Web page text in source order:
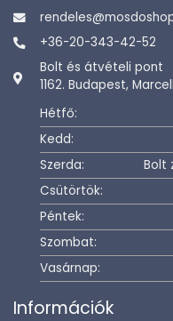
+36-20-343-42-52
Bolt és átvételi pont
1162. Budapest,
Hétfő:
Kedd:
Szerda:
Bolt
Csütörtök:
Péntek:
Szombat:
Vasárnap:
Információk